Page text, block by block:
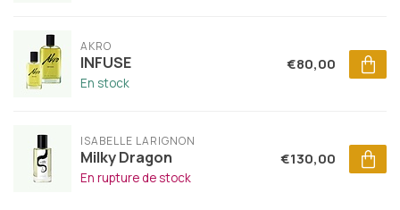
AKRO
INFUSE
En stock
€80,00
ISABELLE LARIGNON
Milky Dragon
En rupture de stock
€130,00